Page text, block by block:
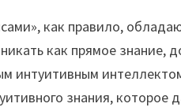
как правило,
как прямое знание,
интуитивным
знания, которое